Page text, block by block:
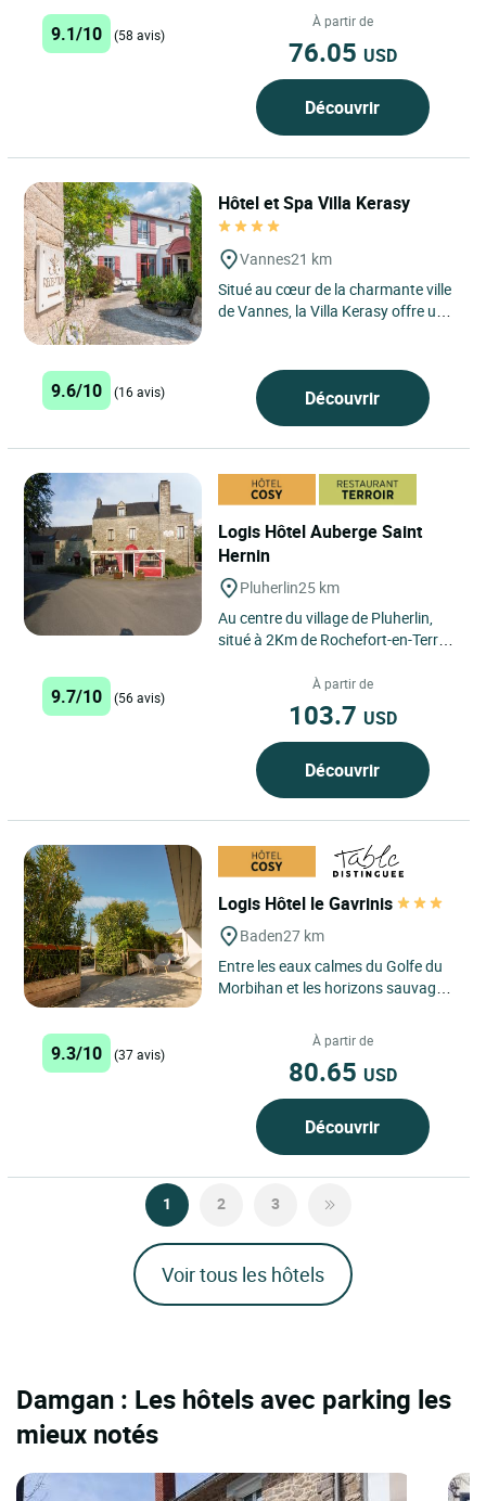
9.1/10 (58 avis)
À partir de
76.05 USD
Découvrir
Hôtel et Spa Villa Kerasy
Vannes21 km
Situé au cœur de la charmante ville
de Vannes, la Villa Kerasy offre un
9.6/10 (16 avis) Découvrir
Logis Hôtel Auberge Saint
Hernin
Pluherlin25 km
Au centre du village de Pluherlin,
situé à 2Km de Rochefort-en-Terre,
Morbihan, l’Auberge...
9.7/10 (56 avis)
À partir de
103.7 USD
Découvrir
Logis Hôtel le Gavrinis
Baden27 km
Entre les eaux calmes du Golfe du
Morbihan et les horizons sauvages
9.3/10 (37 avis)
À partir de
80.65 USD
Découvrir
1 2 3
Voir tous les hôtels
Damgan : Les hôtels avec parking les
mieux notés